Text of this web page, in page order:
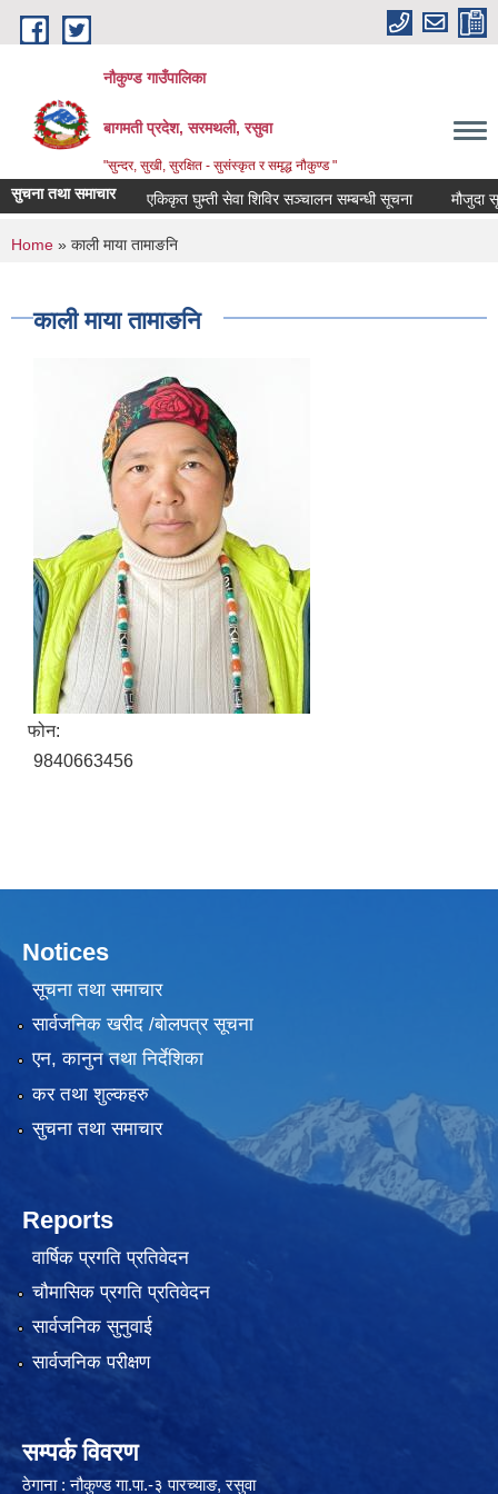
Skip to main content
नौकुण्ड गाउँपालिका
बागमती प्रदेश, सरमथली, रसुवा
"सुन्दर, सुखी, सुरक्षित - सुसंस्कृत र समृद्ध नौकुण्ड "
सुचना तथा समाचार एकिकृत घुम्ती सेवा शिविर सञ्‍चालन सम्बन्धी सूचना मौजुदा
You are here
Home » काली माया तामाङनि
काली माया तामाङनि
फोन:
9840663456
Notices
सूचना तथा समाचार
सार्वजनिक खरीद /बोलपत्र सूचना
एन, कानुन तथा निर्देशिका
कर तथा शुल्कहरु
सुचना तथा समाचार
Reports
वार्षिक प्रगति प्रतिवेदन
चौमासिक प्रगति प्रतिवेदन
सार्वजनिक सुनुवाई
सार्वजनिक परीक्षण
सम्पर्क विवरण
ठेगाना : नौकुण्ड गा.पा.-३ पारच्याङ, रसुवा